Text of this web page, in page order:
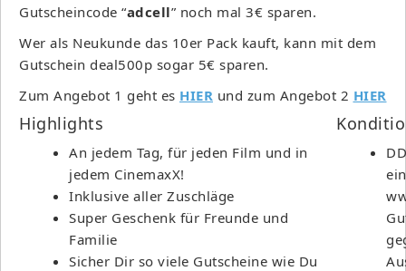
Gutscheincode “adcell” noch mal 3€ sparen.
Wer als Neukunde das 10er Pack kauft, kann mit dem
Gutschein deal500p sogar 5€ sparen.
Zum Angebot 1 geht es HIER und zum Angebot 2 HIER
Highlights
An jedem Tag, für jeden Film und in
jedem CinemaxX!
Inklusive aller Zuschläge
Super Geschenk für Freunde und
Familie
Sicher Dir so viele Gutscheine wie Du